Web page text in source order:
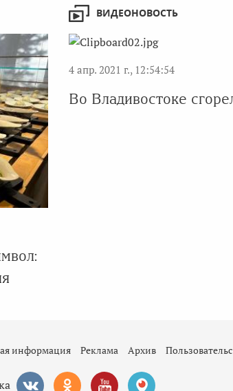
ВИДЕОНОВОСТЬ
4 апр. 2021 г., 12:54:54
Во Владивостоке
информация Реклама Архив